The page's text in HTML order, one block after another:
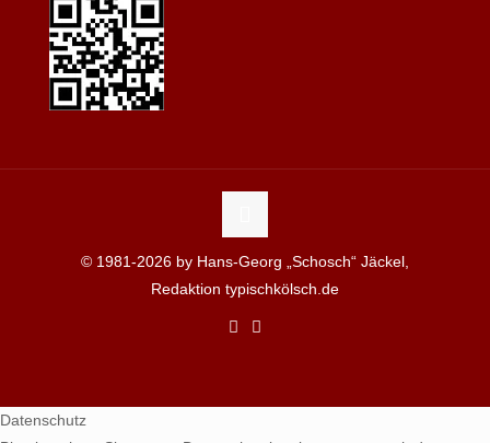
© 1981-2026 by Hans-Georg „Schosch“ Jäckel,
Redaktion typischkölsch.de
Datenschutz